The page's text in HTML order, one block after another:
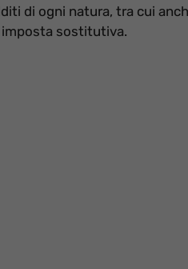
di ogni natura, tra cui
sostitutiva.